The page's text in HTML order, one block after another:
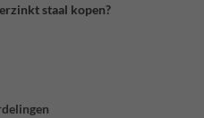
staal kopen?